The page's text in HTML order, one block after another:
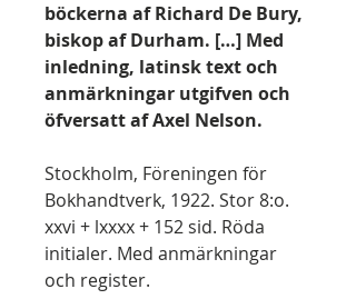
böckerna af Richard De Bury,
biskop af Durham. […] Med
inledning, latinsk text och
anmärkningar utgifven och
öfversatt af Axel Nelson.
Stockholm, Föreningen för
Bokhandtverk, 1922. Stor 8:o.
xxvi + lxxxx + 152 sid. Röda
initialer. Med anmärkningar
och register.